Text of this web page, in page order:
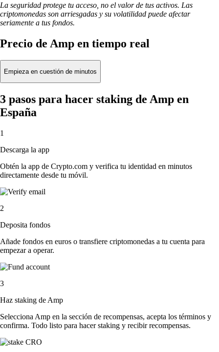
La seguridad protege tu acceso, no el valor de tus activos. Las
criptomonedas son arriesgadas y su volatilidad puede afectar
seriamente a tus fondos.
Precio de Amp en tiempo real
Empieza en cuestión de minutos
3 pasos para hacer staking de Amp en
España
1
Descarga la app
Obtén la app de Crypto.com y verifica tu identidad en minutos
directamente desde tu móvil.
2
Deposita fondos
Añade fondos en euros o transfiere criptomonedas a tu cuenta para
empezar a operar.
3
Haz staking de Amp
Selecciona Amp en la sección de recompensas, acepta los términos y
confirma. Todo listo para hacer staking y recibir recompensas.